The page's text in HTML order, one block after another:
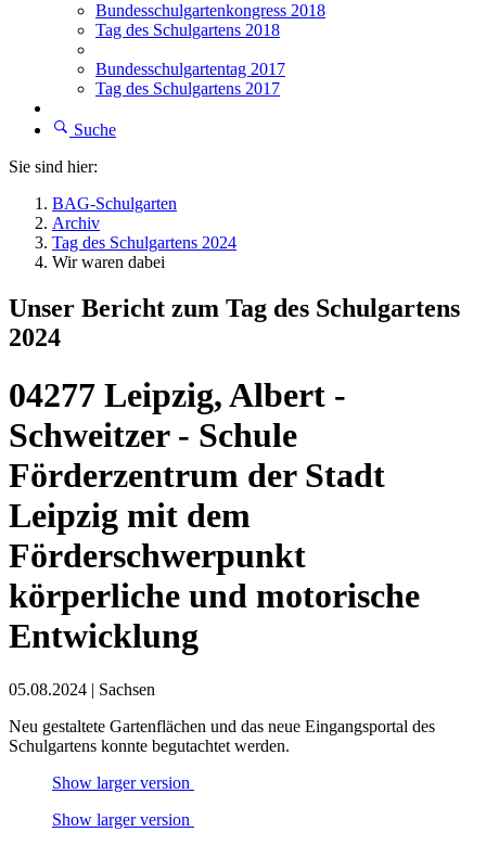
Bundesschulgartenkongress 2018
Tag des Schulgartens 2018
Bundesschulgartentag 2017
Tag des Schulgartens 2017
Suche
Sie sind hier:
BAG-Schulgarten
Archiv
Tag des Schulgartens 2024
Wir waren dabei
Unser Bericht zum Tag des Schulgartens
2024
04277 Leipzig, Albert -
Schweitzer - Schule
Förderzentrum der Stadt
Leipzig mit dem
Förderschwerpunkt
körperliche und motorische
Entwicklung
05.08.2024 | Sachsen
Neu gestaltete Gartenflächen und das neue Eingangsportal des
Schulgartens konnte begutachtet werden.
Show larger version
Show larger version